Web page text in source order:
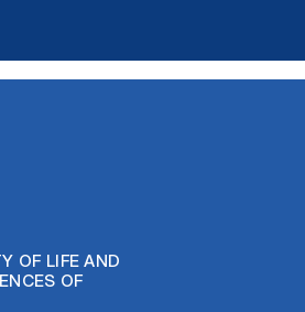
OF LIFE AND
OF